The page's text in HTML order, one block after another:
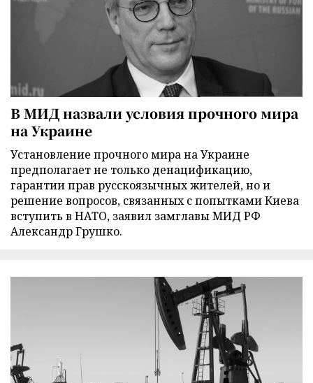
В МИД назвали условия прочного мира
на Украине
Установление прочного мира на Украине
предполагает не только денацификацию,
гарантии прав русскоязычных жителей, но и
решение вопросов, связанных с попытками Киева
вступить в НАТО, заявил замглавы МИД РФ
Александр Грушко.